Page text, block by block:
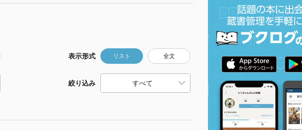
表示形式 リスト 全文
絞り込み